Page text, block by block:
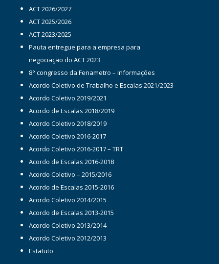
ACT 2026/2027
ACT 2025/2026
ACT 2023/2025
Pauta entregue para a empresa para
negociação do ACT 2023
8° congresso da Fenametro – Informações
Acordo Coletivo de Trabalho e Escalas 2021/2023
Acordo Coletivo 2019/2021
Acordo de Escalas 2018/2019
Acordo Coletivo 2018/2019
Acordo Coletivo 2016-2017
Acordo Coletivo 2016-2017 – TRT
Acordo de Escalas 2016-2018
Acordo Coletivo – 2015/2016
Acordo de Escalas 2015-2016
Acordo Coletivo 2014/2015
Acordo de Escalas 2013-2015
Acordo Coletivo 2013/2014
Acordo Coletivo 2012/2013
Estatuto